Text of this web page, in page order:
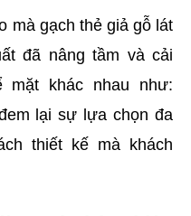
mà gạch thẻ giả gỗ lát
đã nâng tầm và cải
mặt khác nhau như:
lại sự lựa chọn đa
thiết kế mà khách